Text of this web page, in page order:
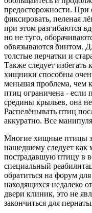
предосторожности. При
фиксировать, пеленая
при этом разгибаются
но не туго,
обвязываются бинтом.
толстые перчатки и
Также следует
хищники способны
меньшая проблема, чем
птиц ограничена - если
средины крыльев, она
Распелёнывать птиц
аккуратно. Все
Многие хищные птицы
нашедшему следует как
пострадавшую птицу в
специальный
обратиться на форум
находящихся недалеко
двери клиник, это не
закончиться для